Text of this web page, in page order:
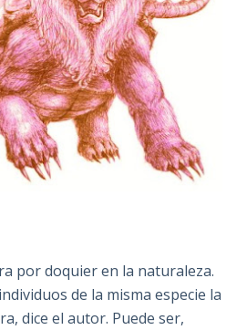
por doquier en la naturaleza.
de la misma especie la
dice el autor. Puede ser,